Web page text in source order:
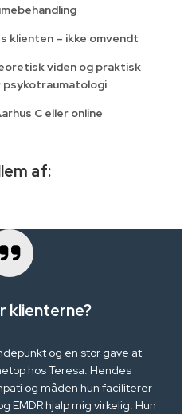
klienten – ikke omvendt
viden og praktisk
C eller online
af:
klienterne?
og en stor gave at
hos Teresa. Hendes
og måden hun faciliterer
EMDR hjalp mig virkelig. Hun